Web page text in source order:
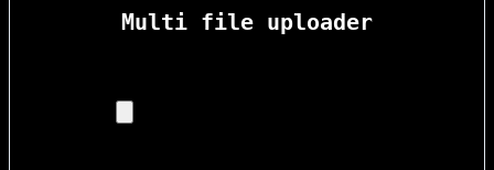
Multi file uploader